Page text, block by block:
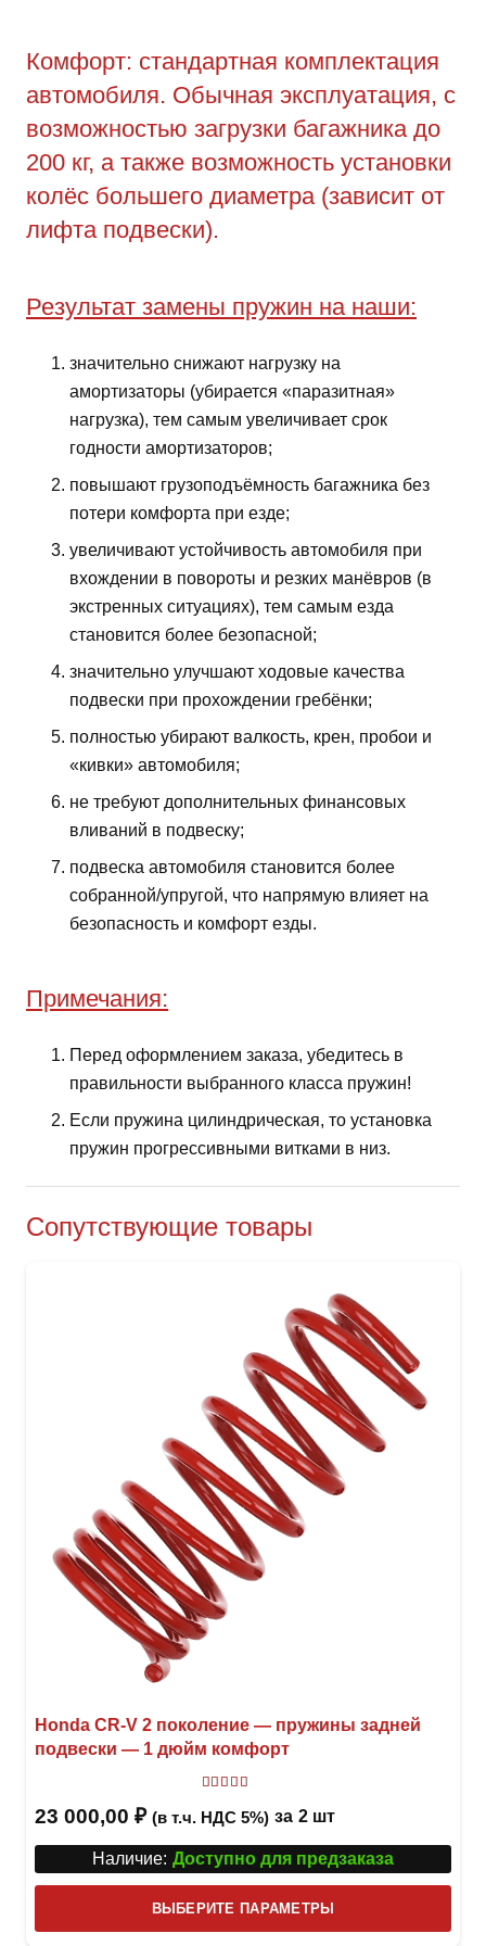
Комфорт: стандартная комплектация
автомобиля. Обычная эксплуатация, с
возможностью загрузки багажника до
200 кг, а также возможность установки
колёс большего диаметра (зависит от
лифта подвески).
Результат замены пружин на наши:
значительно снижают нагрузку на
амортизаторы (убирается «паразитная»
нагрузка), тем самым увеличивает срок
годности амортизаторов;
повышают грузоподъёмность багажника без
потери комфорта при езде;
увеличивают устойчивость автомобиля при
вхождении в повороты и резких манёвров (в
экстренных ситуациях), тем самым езда
становится более безопасной;
значительно улучшают ходовые качества
подвески при прохождении гребёнки;
полностью убирают валкость, крен, пробои и
«кивки» автомобиля;
не требуют дополнительных финансовых
вливаний в подвеску;
подвеска автомобиля становится более
собранной/упругой, что напрямую влияет на
безопасность и комфорт езды.
Примечания:
Перед оформлением заказа, убедитесь в
правильности выбранного класса пружин!
Если пружина цилиндрическая, то установка
пружин прогрессивными витками в низ.
Сопутствующие товары
Honda CR-V 2 поколение — пружины задней
подвески — 1 дюйм комфорт
23 000,00 ₽ (в т.ч. НДС 5%) за 2 шт
Наличие: Доступно для предзаказа
ВЫБЕРИТЕ ПАРАМЕТРЫ
товар